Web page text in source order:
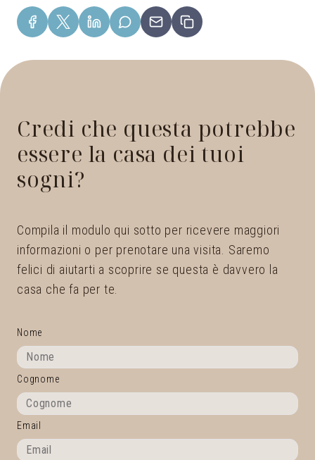
Credi che questa potrebbe
essere la casa dei tuoi
sogni?
Compila il modulo qui sotto per ricevere maggiori
informazioni o per prenotare una visita. Saremo
felici di aiutarti a scoprire se questa è davvero la
casa che fa per te.
Nome
Cognome
Email